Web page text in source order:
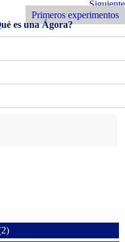
Siguiente
Entrada
Siguiente
Primeros experimentos
es una Ágora?